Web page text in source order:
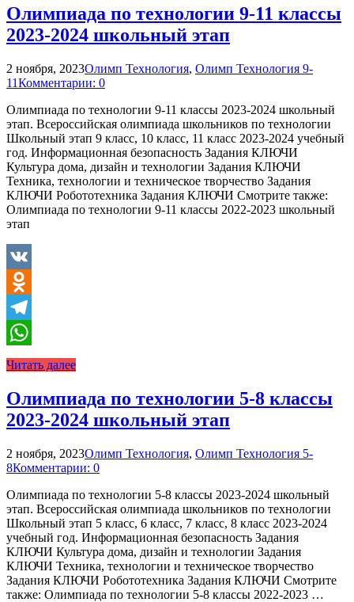
Олимпиада по технологии 9-11 классы
2023-2024 школьный этап
2 ноября, 2023Олимп Технология, Олимп Технология 9-
11Комментарии: 0
Олимпиада по технологии 9-11 классы 2023-2024 школьный
этап. Всероссийская олимпиада школьников по технологии
Школьный этап 9 класс, 10 класс, 11 класс 2023-2024 учебный
год. Информационная безопасность Задания КЛЮЧИ
Культура дома, дизайн и технологии Задания КЛЮЧИ
Техника, технологии и техническое творчество Задания
КЛЮЧИ Робототехника Задания КЛЮЧИ Смотрите также:
Олимпиада по технологии 9-11 классы 2022-2023 школьный
этап
VK
Odnoklassniki
Telegram
WhatsApp
Читать далее
Олимпиада по технологии 5-8 классы
2023-2024 школьный этап
2 ноября, 2023Олимп Технология, Олимп Технология 5-
8Комментарии: 0
Олимпиада по технологии 5-8 классы 2023-2024 школьный
этап. Всероссийская олимпиада школьников по технологии
Школьный этап 5 класс, 6 класс, 7 класс, 8 класс 2023-2024
учебный год. Информационная безопасность Задания
КЛЮЧИ Культура дома, дизайн и технологии Задания
КЛЮЧИ Техника, технологии и техническое творчество
Задания КЛЮЧИ Робототехника Задания КЛЮЧИ Смотрите
также: Олимпиада по технологии 5-8 классы 2022-2023 …